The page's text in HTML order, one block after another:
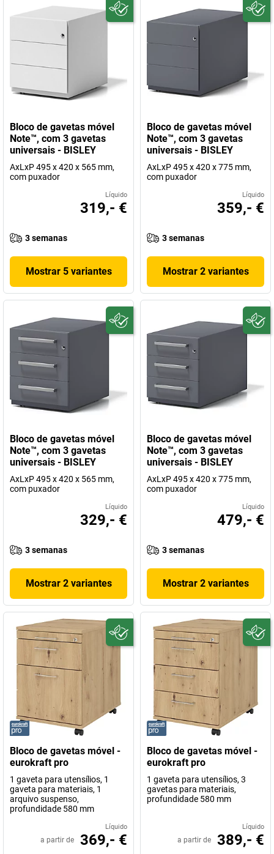
Bloco de gavetas móvel
Note™, com 3 gavetas
universais - BISLEY
AxLxP 495 x 420 x 565 mm,
com puxador
Líquido
319,- €
3 semanas
Mostrar 5 variantes
Bloco de gavetas móvel
Note™, com 3 gavetas
universais - BISLEY
AxLxP 495 x 420 x 775 mm,
com puxador
Líquido
359,- €
3 semanas
Mostrar 2 variantes
Bloco de gavetas móvel
Note™, com 3 gavetas
universais - BISLEY
AxLxP 495 x 420 x 565 mm,
com puxador
Líquido
329,- €
3 semanas
Mostrar 2 variantes
Bloco de gavetas móvel
Note™, com 3 gavetas
universais - BISLEY
AxLxP 495 x 420 x 775 mm,
com puxador
Líquido
479,- €
3 semanas
Mostrar 2 variantes
Bloco de gavetas móvel -
eurokraft pro
1 gaveta para utensílios, 1
gaveta para materiais, 1
arquivo suspenso,
profundidade 580 mm
Líquido
a partir de 369,- €
Bloco de gavetas móvel -
eurokraft pro
1 gaveta para utensílios, 3
gavetas para materiais,
profundidade 580 mm
Líquido
a partir de 389,- €